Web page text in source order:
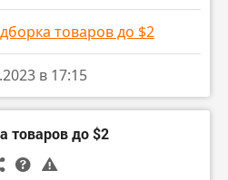
товаров до $2
в 17:15
товаров до $2